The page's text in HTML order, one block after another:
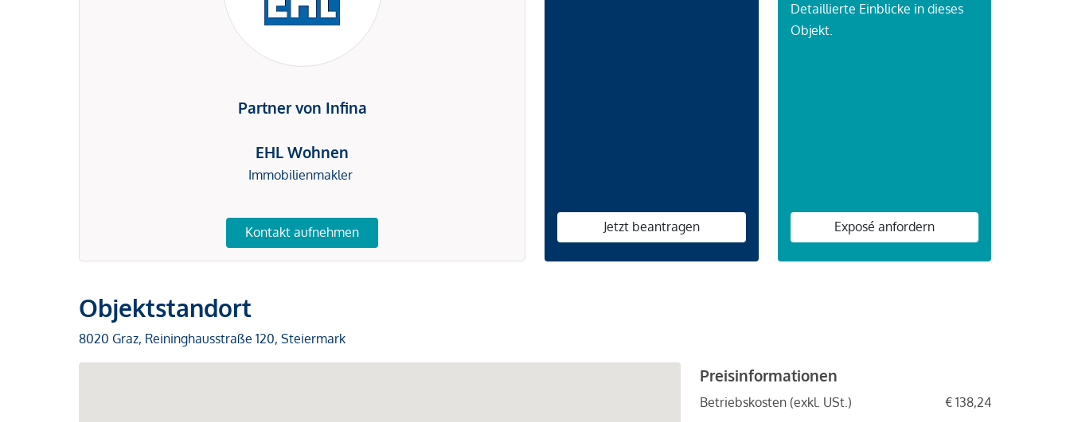
Partner von Infina
EHL Wohnen
Immobilienmakler
Kontakt aufnehmen Jetzt beantragen
Detaillierte Einblicke in dieses
Objekt.
Exposé anfordern
Objektstandort
8020 Graz, Reininghausstraße 120, Steiermark
Preisinformationen
Betriebskosten (exkl. USt.)
€ 138,24